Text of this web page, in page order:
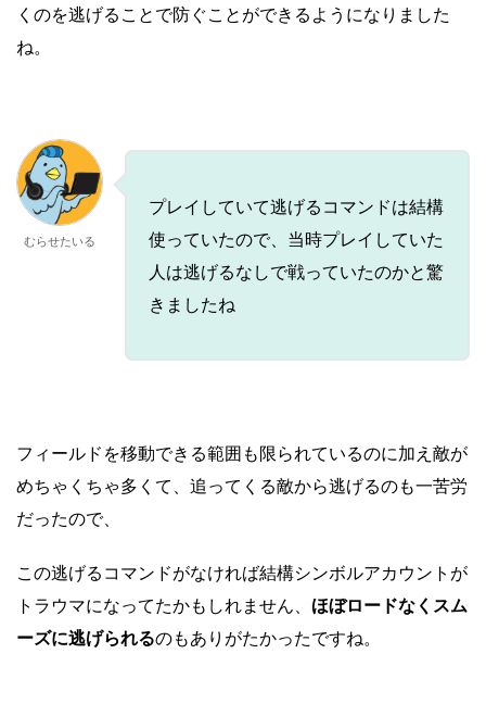
くのを逃げることで防ぐことができるようになりました
ね。
むらせたいる
プレイしていて逃げるコマンドは結構
使っていたので、当時プレイしていた
人は逃げるなしで戦っていたのかと驚
きましたね
フィールドを移動できる範囲も限られているのに加え敵が
めちゃくちゃ多くて、追ってくる敵から逃げるのも一苦労
だったので、
この逃げるコマンドがなければ結構シンボルアカウントが
トラウマになってたかもしれません、 ほぼロードなくスム
ーズに逃げられるのもありがたかったですね。